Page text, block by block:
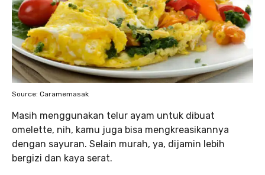
Source: Caramemasak
Masih menggunakan telur ayam untuk dibuat
omelette, nih, kamu juga bisa mengkreasikannya
dengan sayuran. Selain murah, ya, dijamin lebih
bergizi dan kaya serat.